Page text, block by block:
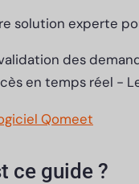
solution experte
des
en temps réel -
Qomeet
ce guide ?